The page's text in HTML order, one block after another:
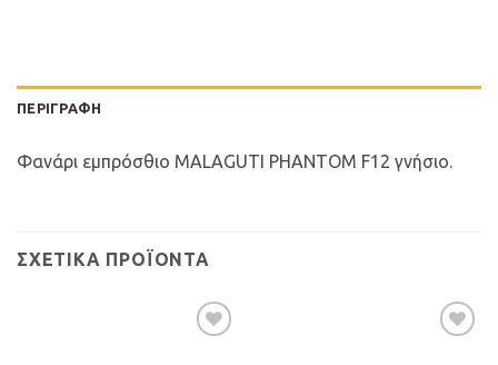
ΠΕΡΙΓΡΑΦΉ
Φανάρι εμπρόσθιο MALAGUTI PHANTOM F12 γνήσιο.
ΣΧΕΤΙΚΆ ΠΡΟΪΌΝΤΑ